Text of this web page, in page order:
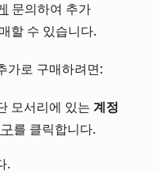
문의하여 추가
할 수 있습니다.
가로 구매하려면:
모서리에 있는 계정
를 클릭합니다.
.